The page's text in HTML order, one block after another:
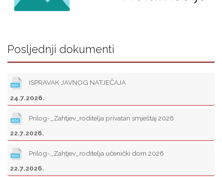
Posljednji dokumenti
ISPRAVAK JAVNOG NATJEČAJA
24.7.2026.
Prilog-_Zahtjev_roditelja privatan smještaj 2026
22.7.2026.
Prilog-_Zahtjev_roditelja učenički dom 2026
22.7.2026.